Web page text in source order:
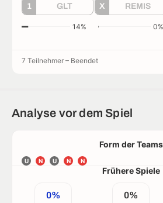
1 GLT X REMIS
14% 0%
7 Teilnehmer – Beendet
Analyse vor dem Spiel
Form der Teams
U N U N N
Frühere Spiele
0% 0%